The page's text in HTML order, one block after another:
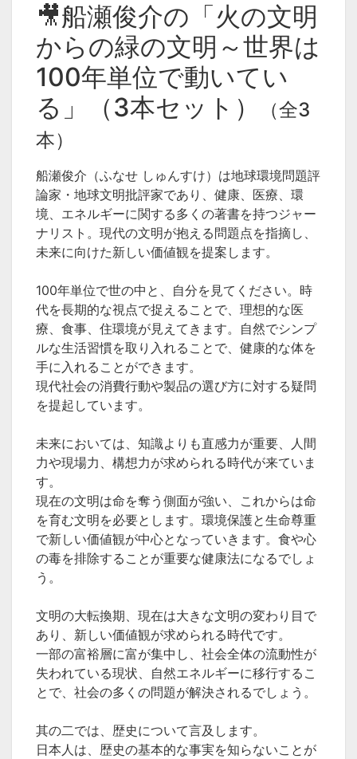
🎥船瀬俊介の「火の文明
からの緑の文明～世界は
100年単位で動いてい
る」（3本セット）
（全3
本）
船瀬俊介（ふなせ しゅんすけ）は地球環境問題評
論家・地球文明批評家であり、健康、医療、環
境、エネルギーに関する多くの著書を持つジャー
ナリスト。現代の文明が抱える問題点を指摘し、
未来に向けた新しい価値観を提案します。
100年単位で世の中と、自分を見てください。時
代を長期的な視点で捉えることで、理想的な医
療、食事、住環境が見えてきます。自然でシンプ
ルな生活習慣を取り入れることで、健康的な体を
手に入れることができます。
現代社会の消費行動や製品の選び方に対する疑問
を提起しています。
未来においては、知識よりも直感力が重要、人間
力や現場力、構想力が求められる時代が来ていま
す。
現在の文明は命を奪う側面が強い、これからは命
を育む文明を必要とします。環境保護と生命尊重
で新しい価値観が中心となっていきます。食や心
の毒を排除することが重要な健康法になるでしょ
う。
文明の大転換期、現在は大きな文明の変わり目で
あり、新しい価値観が求められる時代です。
一部の富裕層に富が集中し、社会全体の流動性が
失われている現状、自然エネルギーに移行するこ
とで、社会の多くの問題が解決されるでしょう。
其の二では、歴史について言及します。
日本人は、歴史の基本的な事実を知らないことが